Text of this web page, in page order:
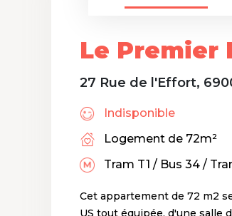
Le Premier
27 Rue de l'Effort,
Indisponible
Logement de 72m²
Tram T1 / Bus 34 /
Cet appartement de 72 m2
US tout équipée, d'une salle